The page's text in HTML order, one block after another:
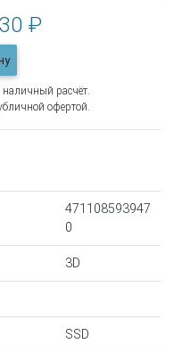
₽
наличный расчёт.
офертой.
471108593947
0
3D
SSD